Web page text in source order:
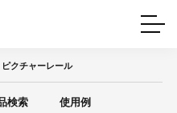
産業用ワイヤー
技術
サポート
クチャーレール
検索 使用例